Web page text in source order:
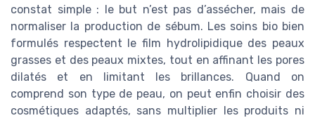
constat simple : le but n’est pas d’assécher, mais de
normaliser la production de sébum. Les soins bio bien
formulés respectent le film hydrolipidique des peaux
grasses et des peaux mixtes, tout en affinant les pores
dilatés et en limitant les brillances. Quand on
comprend son type de peau, on peut enfin choisir des
cosmétiques adaptés, sans multiplier les produits ni